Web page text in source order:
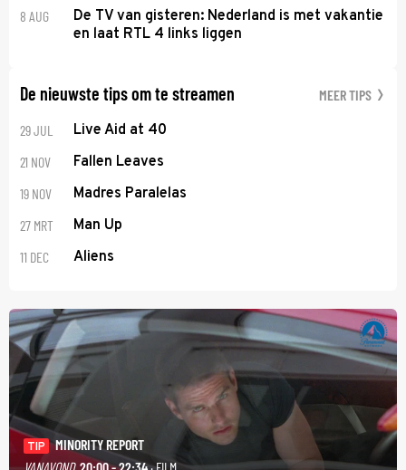
8 AUG
De TV van gisteren: Nederland is met vakantie
en laat RTL 4 links liggen
De nieuwste tips om te streamen MEER TIPS
29 JUL Live Aid at 40
21 NOV Fallen Leaves
19 NOV Madres Paralelas
27 MRT Man Up
11 DEC Aliens
TIP
MINORITY REPORT
VANAVOND 20:00 - 22:34· FILM